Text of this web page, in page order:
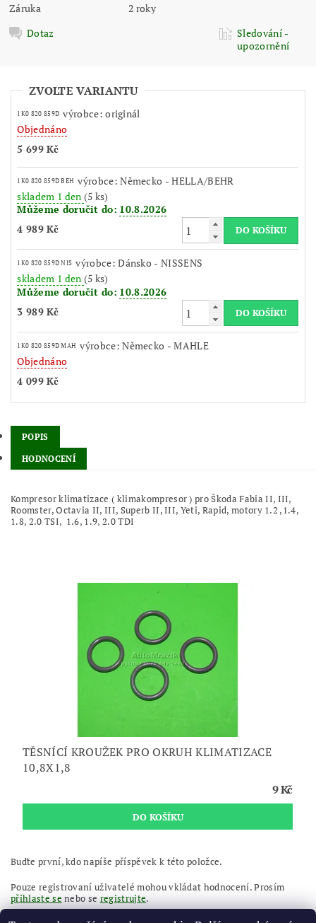
Záruka
2 roky
Dotaz
Sledování -
upozornění
ZVOLTE VARIANTU
1K0 820 859D výrobce: originál
Objednáno
5 699 Kč
1K0 820 859D BEH výrobce: Německo - HELLA/BEHR
skladem 1 den (5 ks)
Můžeme doručit do: 10.8.2026
4 989 Kč
1K0 820 859D NIS výrobce: Dánsko - NISSENS
skladem 1 den (5 ks)
Můžeme doručit do: 10.8.2026
3 989 Kč
1K0 820 859D MAH výrobce: Německo - MAHLE
Objednáno
4 099 Kč
POPIS
HODNOCENÍ
Kompresor klimatizace ( klimakompresor ) pro Škoda Fabia II, III,
Roomster, Octavia II, III, Superb II, III, Yeti, Rapid, motory 1.2 ,1.4,
1.8, 2.0 TSI, 1.6, 1.9, 2.0 TDI
TĚSNÍCÍ KROUŽEK PRO OKRUH KLIMATIZACE
10,8X1,8
9 Kč
Buďte první, kdo napíše příspěvek k této položce.
Pouze registrovaní uživatelé mohou vkládat hodnocení. Prosím
přihlaste se nebo se registrujte.